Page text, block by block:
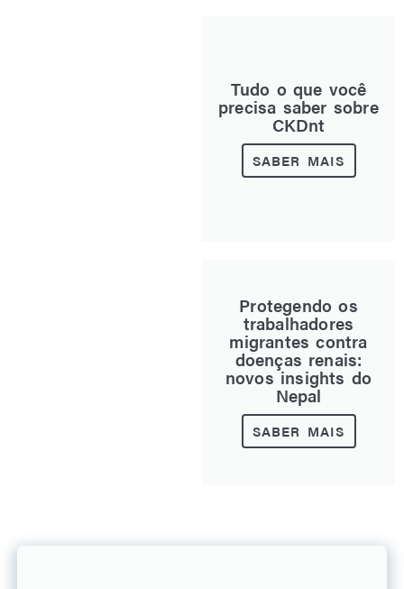
Tudo o que você
precisa saber sobre
CKDnt
SABER MAIS
Protegendo os
trabalhadores
migrantes contra
doenças renais:
novos insights do
Nepal
SABER MAIS